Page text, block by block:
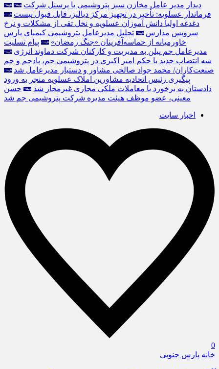
دیدار مدیر عامل مخازن سبز پتروشیمی با پرسنل شرکت
فرماندار عسلویه: تأخیر در تجهیز مرکز دیالیز، قابل قبول نیست
دغدغه اولیا دانش آموزان عسلویه و نخل تقی از مشکلات و نرخ
سرویس مدارس
تجلیل مدیرعامل پتروشیمی کیمیای پارس
خاورمیانه از حماسه‌آفرینان «جنگ رمضان»
پیام تسلیت
مدیرعامل جم پیلن به مدیریت و کارکنان شرکت دماوند انرژی
سه انتصاب جدید با حکم امیر اکبری در پتروشیمی جم، پادجم و جم
صنعت‌کاران/ محمد جواد صالحی مشاور و دستیار مدیرعامل شد
پیگیری رئیس اتحادیه مشاورین املاک عسلویه منجر به ورود
دادستان به برخورد با معاملات ملکی مجازی غیرمجاز شد
حسن
معینی، عضو موظف هیئت مدیره شرکت پتروشیمی جم شد
اخبار سایت
0
خانه پارس جنوبی